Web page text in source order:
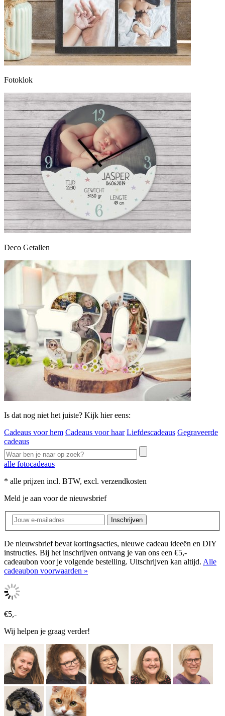
Fotoklok
Deco Getallen
Is dat nog niet het juiste? Kijk hier eens:
Cadeaus voor hem Cadeaus voor haar Liefdescadeaus Gegraveerde
cadeaus
alle fotocadeaus
* alle prijzen incl. BTW, excl. verzendkosten
Meld je aan voor de nieuwsbrief
Inschrijven
De nieuwsbrief bevat kortingsacties, nieuwe cadeau ideeën en DIY
instructies. Bij het inschrijven ontvang je van ons een €5,-
cadeaubon voor je volgende bestelling. Uitschrijven kan altijd. Alle
cadeaubon voorwaarden »
€5,-
Wij helpen je graag verder!